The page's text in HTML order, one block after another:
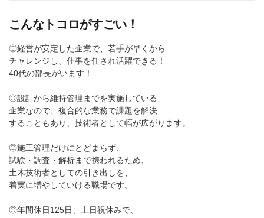
こんなトコロがすごい！
◎経営が安定した企業で、若手が早くから
チャレンジし、仕事を任され活躍できる！
40代の部長がいます！
◎設計から維持管理までを実施している
企業なので、複合的な業務で課題を解決
することもあり、技術者として幅が広がります。
◎施工管理だけにとどまらず、
試験・調査・解析まで携われるため、
土木技術者としての引き出しを、
着実に増やしていける職場です。
◎年間休日125日、土日祝休みで、